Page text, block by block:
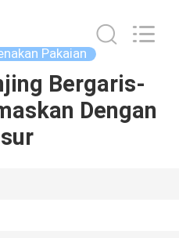
Pakaian
Bergaris-
Dengan